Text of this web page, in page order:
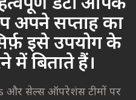
सप्ताह का
इसे उपयोग के
में बिताते हैं।
और सेल्स ऑपरेशंस टीमों पर